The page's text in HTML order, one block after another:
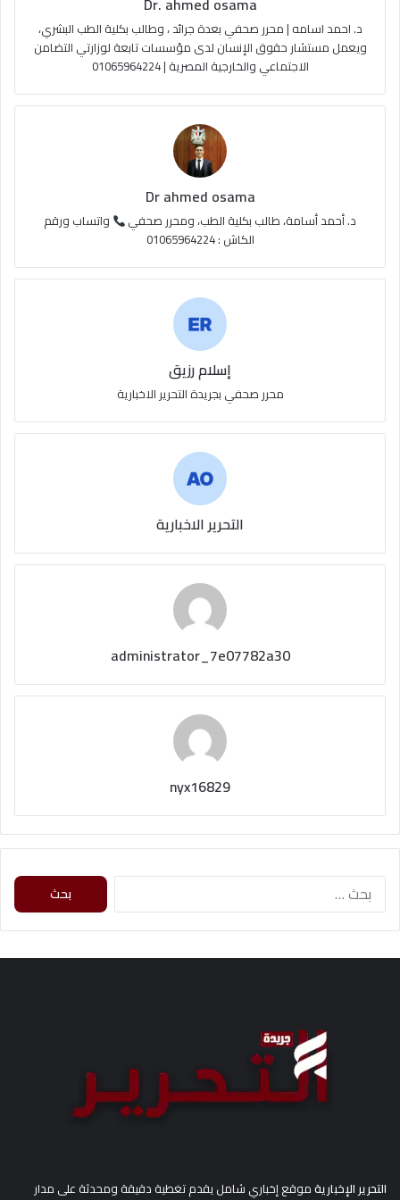
د. احمد اسامه | محرر صحفي بعدة جرائد ، وطالب بكلية الطب البشري،
ويعمل مستشار حقوق الإنسان لدى مؤسسات تابعة لوزارتي التضامن
الاجتماعي والخارجية المصرية | 01065964224
Dr ahmed osama
د. أحمد أسامة، طالب بكلية الطب، ومحرر صحفي
واتساب ورقم
الكاش : 01065964224
إسلام رزيق
محرر صحفي بجريدة التحرير الاخبارية
التحرير الاخبارية
administrator_7e07782a30
nyx16829
البحث
عن:
التحرير الإخباريةموقع إخباري شامل يقدم تغطية دقيقة ومحدثة على مدار